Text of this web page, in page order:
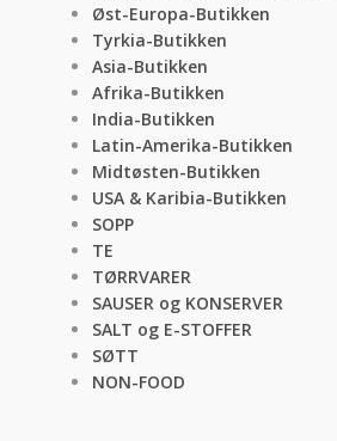
Øst-Europa-Butikken
Tyrkia-Butikken
Asia-Butikken
Afrika-Butikken
India-Butikken
Latin-Amerika-Butikken
Midtøsten-Butikken
USA & Karibia-Butikken
SOPP
TE
TØRRVARER
SAUSER og KONSERVER
SALT og E-STOFFER
SØTT
NON-FOOD